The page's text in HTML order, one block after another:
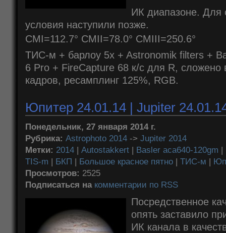
ИК диапазоне. Для
условия наступили позже.
CMI=112.7° CMII=78.0° CMIII=250.6°
ТИС-м + барлоу 5x + Astronomik filters +
6 Pro + FireCapture 68 к/с для R, сложено
кадров, ресамплинг 125%, RGB.
Юпитер 24.01.14 | Jupiter
Понедельник, 27 января 2014 г.
Рубрика: Astrophoto 2014 -> Jupiter 2014
Метки: 2014 | Autostakkert | Basler aca640-120gm |
TIS-m | БКП | Большое красное пятно | ТИС-м |
Просмотров: 2525
Подписаться на комментарии по RSS
Посредственное
опять заставило
ИК канала в